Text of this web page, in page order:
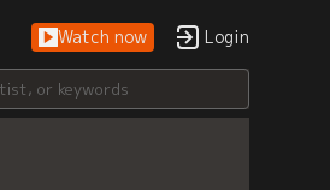
Watch now Login